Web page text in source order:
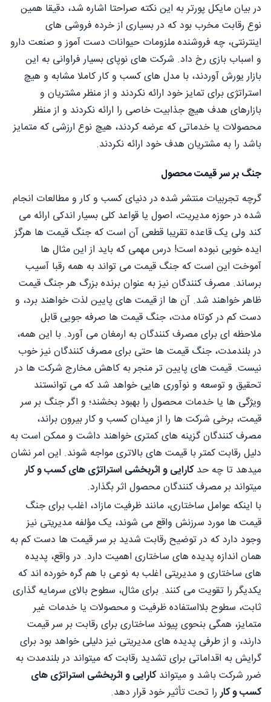
در بیان مایکل پورتر به این نکته صراحتا اشاره شد، دقیقا همین
نوع رقابت مخرب بود که در بسیاری از خرده فروشی های
اینترنتی، چه فروشنده ملزومات حیوانات دست آموز و صنعت دارو
و اسباب بازی رخ داد. شرکت های نوپای بسیار فراوانی به این
بازار یورش آوردند، با مدل های کسب و کار کاملا مشابه و هیچ
استراتژی برای تمایز خود ارائه نکردند و از منظر مشتریان و
بازارهای هدف هیچ جذابیت خاصی را ارائه نکردند و از منظر
محصولات یا خدماتی که عرضه کردند، هیچ نوع ارزشی که متمایز
باشد را به مشتریان هدف خود ارائه نکردند.
جنگ بر سر قیمت محصول
گرچه تجربیات منتشر شده در دنیای کسب و کار و مطالعات انجام
شده در حوزه مدیریت، اصول یا قواعد کلی بسیار اندکی ارائه می
کند ولی یک قاعده تقریبا قطعی آن است که جنگ قیمت ها هرگز
ایده خوبی نبوده است! درس مهمی که باید از این مثال ها
آموخت این است که جنگ قیمت می تواند به همه رقبا آسیب
برساند. مصرف کنندگان نیز به عنوان برنده بزرگ هر جنگ قیمت
ظاهر خواهند شد. آن ها از قیمت های پایین لذت خواهند برد، و
دست کم در کوتاه مدت، جنگ قیمت ها صرفه جویی قابل
ملاحظه ای برای مصرف کنندگان به ارمغان می آورد. با این همه،
در بلندمدت، جنگ قیمت ها حتى برای مصرف کنندگان نیز خوب
نیست. قیمت های پایین تر منجر به کاهش مخارج شرکت ها در
تحقیق و توسعه و نوآوری هایی خواهد شد که می توانستند
ویژگی ها یا خدمات محصول را بهبود بخشند؛ و اگر جنگ بر سر
قیمت، برخی شرکت ها را از میدان کسب و کار بیرون براند،
مصرف کنندگان گزینه های کمتری خواهند داشت و ممکن است به
دلیل رقابت کمتر با قیمت های بالاتری مواجه شوند. این امر نشان
میدهد تا چه حدکارایی و اثربخشی استراتژی های کسب و کار
میتواند بر مصرف کنندگان محصول اثر بگذارد.
با اینکه عوامل ساختاری، مانند ظرفیت مازاد، اغلب برای جنگ
قیمت ها مورد سرزنش واقع می شوند، یک مؤلفه مدیریتی نیز
وجود دارد که در توضیح رقابت شدید بر سر قیمت ها دست کم به
همان اندازه پدیده های ساختاری اهمیت دارد. در واقع، پدیده
های ساختاری و مدیریتی اغلب به نوعی با هم گره خورده اند که
یکدیگر را تقویت می کنند. برای مثال، سطوح بالای سرمایه گذاری
ثابت، سطوح بلااستفاده ظرفیت و محصولات یا خدمات غیر
متمایز، همگی بنحوی پیوند ساختاری برای رقابت بر سر قیمت
دارند، و از طرفی پدیده های مدیریتی نیز دلیلی خواهد بود برای
گرایش به اقداماتی برای تشدید رقابت که میتواند در بلندمدت به
ضرر شرکت باشد و میتواندکارایی و اثربخشی استراتژی های
کسب و کاررا تحت تأثیر خود قرار دهد.